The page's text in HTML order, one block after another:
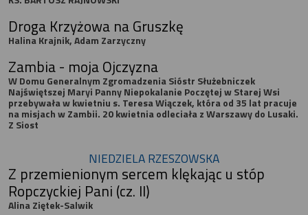
Droga Krzyżowa na Gruszkę
Halina Krajnik, Adam Zarzyczny
Zambia - moja Ojczyzna
W Domu Generalnym Zgromadzenia Sióstr Służebniczek
Najświętszej Maryi Panny Niepokalanie Poczętej w Starej Wsi
przebywała w kwietniu s. Teresa Wiączek, która od 35 lat pracuje
na misjach w Zambii. 20 kwietnia odleciała z Warszawy do Lusaki.
Z Siost
NIEDZIELA RZESZOWSKA
Z przemienionym sercem klękając u stóp
Ropczyckiej Pani (cz. II)
Alina Ziętek-Salwik